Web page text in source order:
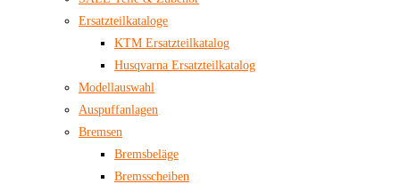
Ersatzteilkataloge
KTM Ersatzteilkatalog
Husqvarna Ersatzteilkatalog
Modellauswahl
Auspuffanlagen
Bremsen
Bremsbeläge
Bremsscheiben